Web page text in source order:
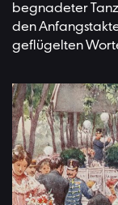
begnadeter
den
geflügelten